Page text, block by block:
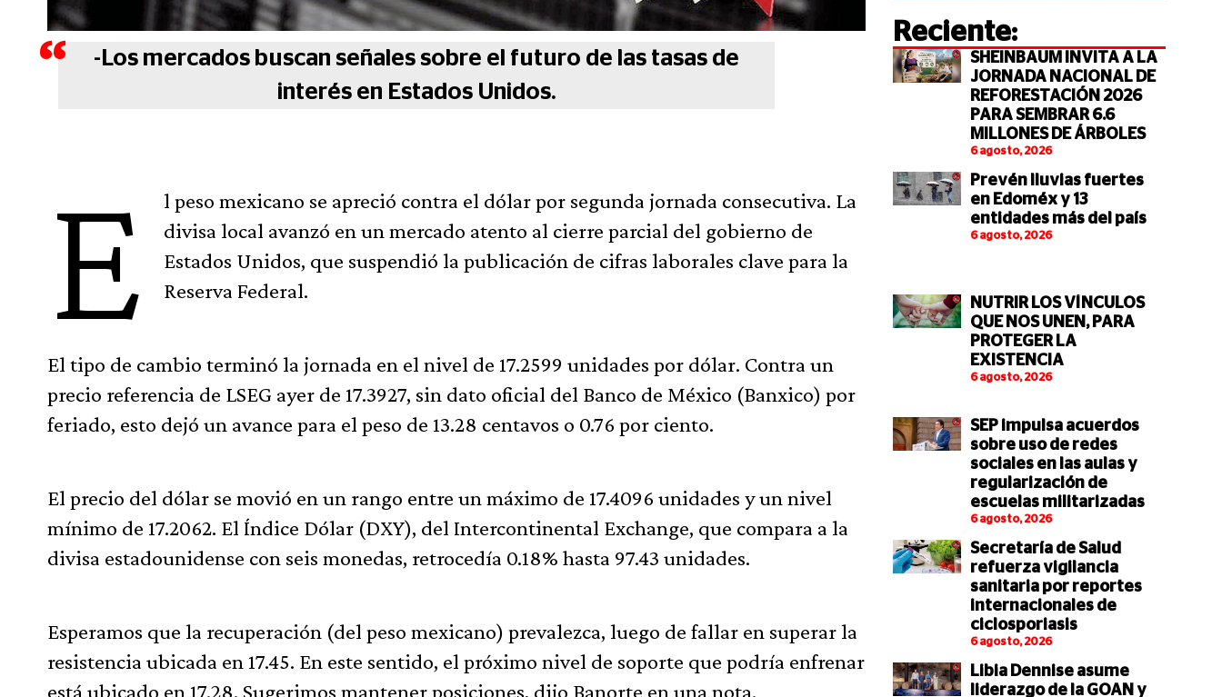
-Los mercados buscan señales sobre el futuro de las tasas de
interés en Estados Unidos.
E
l peso mexicano se apreció contra el dólar por segunda jornada consecutiva. La
divisa local avanzó en un mercado atento al cierre parcial del gobierno de
Estados Unidos, que suspendió la publicación de cifras laborales clave para la
Reserva Federal.
El tipo de cambio terminó la jornada en el nivel de 17.2599 unidades por dólar. Contra un
precio referencia de LSEG ayer de 17.3927, sin dato oficial del Banco de México (Banxico) por
feriado, esto dejó un avance para el peso de 13.28 centavos o 0.76 por ciento.
El precio del dólar se movió en un rango entre un máximo de 17.4096 unidades y un nivel
mínimo de 17.2062. El Índice Dólar (DXY), del Intercontinental Exchange, que compara a la
divisa estadounidense con seis monedas, retrocedía 0.18% hasta 97.43 unidades.
Esperamos que la recuperación (del peso mexicano) prevalezca, luego de fallar en superar la
resistencia ubicada en 17.45. En este sentido, el próximo nivel de soporte que podría enfrenar
está ubicado en 17.28. Sugerimos mantener posiciones, dijo Banorte en una nota.
Reciente:
SHEINBAUM INVITA A LA
JORNADA NACIONAL DE
REFORESTACIÓN 2026
PARA SEMBRAR 6.6
MILLONES DE ÁRBOLES
6 agosto, 2026
Prevén lluvias fuertes
en Edoméx y 13
entidades más del país
6 agosto, 2026
NUTRIR LOS VÍNCULOS
QUE NOS UNEN, PARA
PROTEGER LA
EXISTENCIA
6 agosto, 2026
SEP impulsa acuerdos
sobre uso de redes
sociales en las aulas y
regularización de
escuelas militarizadas
6 agosto, 2026
Secretaría de Salud
refuerza vigilancia
sanitaria por reportes
internacionales de
ciclosporiasis
6 agosto, 2026
Libia Dennise asume
liderazgo de la GOAN y